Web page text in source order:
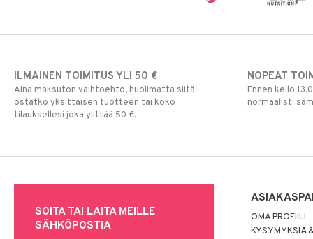
ILMAINEN TOIMITUS YLI 50 €
Aina maksuton vaihtoehto, huolimatta siitä
ostatko yksittäisen tuotteen tai koko
tilauksellesi joka ylittää 50 €.
NOPEAT
Ennen kello
normaalisti
SOITA TAI LAITA MEILLE
SÄHKÖPOSTIA
OMA PROFIILI
KYSYMYKSIÄ